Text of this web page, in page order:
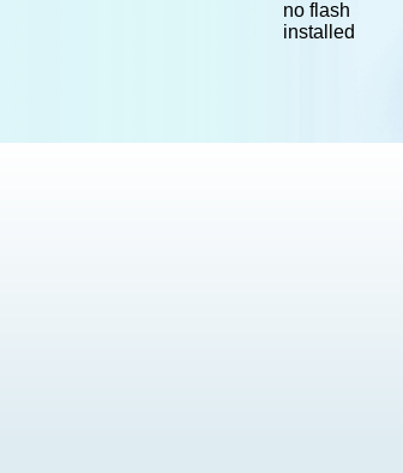
no flash
installed